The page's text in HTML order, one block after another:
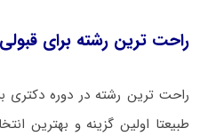
راحت ترین رشته برای
راحت ترین رشته در دوره دکتری
طبیعتا اولین گزینه و بهترین